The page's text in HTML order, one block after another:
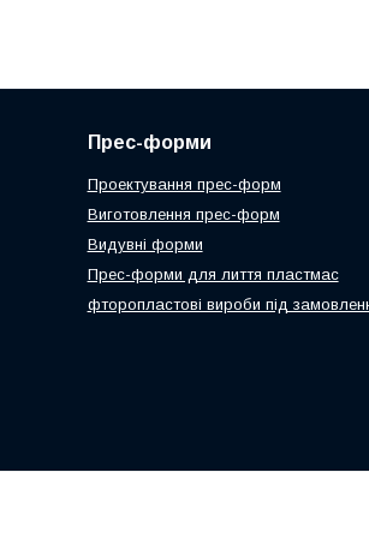
Прес-форми
Проектування прес-форм
Виготовлення прес-форм
Видувні форми
Прес-форми для лиття пластмас
фторопластові вироби під